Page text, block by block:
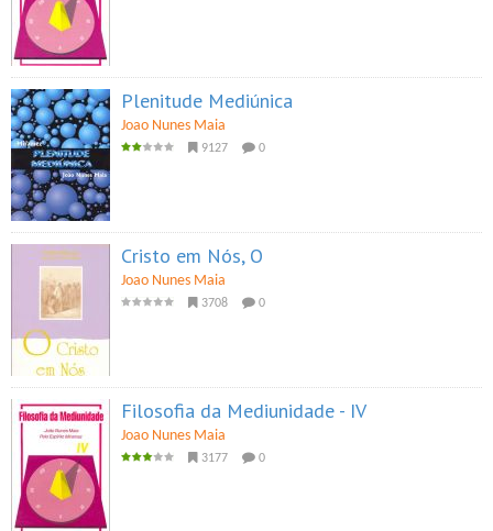
Plenitude Mediúnica
Joao Nunes Maia
9127 0
Cristo em Nós, O
Joao Nunes Maia
3708 0
Filosofia da Mediunidade - IV
Joao Nunes Maia
3177 0